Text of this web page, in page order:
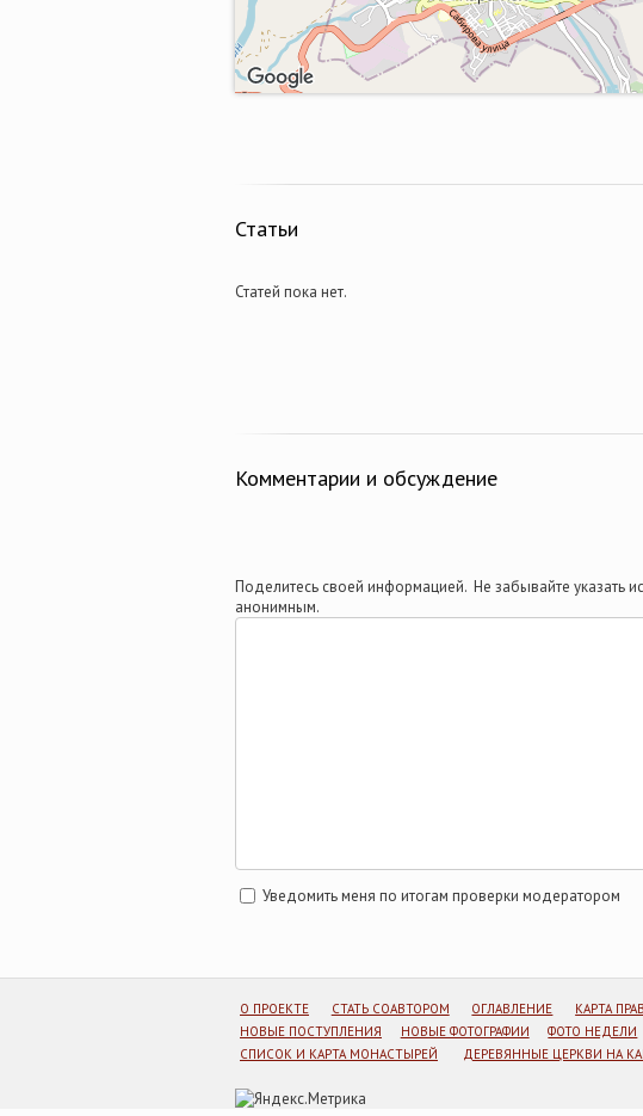
Статьи
Статей пока нет.
Комментарии и обсуждение
Поделитесь своей информацией. Не забывайте указать
анонимным.
Уведомить меня по итогам проверки модератором
О ПРОЕКТЕ СТАТЬ СОАВТОРОМ ОГЛАВЛЕНИЕ КАРТА
НОВЫЕ ПОСТУПЛЕНИЯ
НОВЫЕ ФОТОГРАФИИ ФОТО НЕДЕЛИ
СПИСОК И КАРТА МОНАСТЫРЕЙ
ДЕРЕВЯННЫЕ ЦЕРКВИ НА